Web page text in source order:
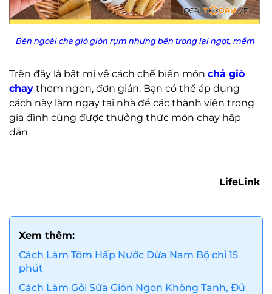
Bên ngoài chả giò giòn rụm nhưng bên trong lại ngọt, mềm
Trên đây là bật mí về cách chế biến món chả giò
chay thơm ngon, đơn giản. Bạn có thể áp dụng
cách này làm ngay tại nhà để các thành viên trong
gia đình cùng được thưởng thức món chay hấp
dẫn.
LifeLink
Xem thêm:
Cách Làm Tôm Hấp Nước Dừa Nam Bộ chỉ 15
phút
Cách Làm Gỏi Sứa Giòn Ngon Không Tanh, Đủ